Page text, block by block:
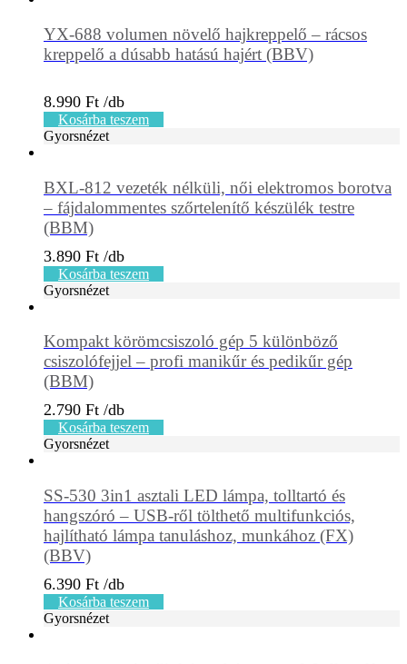
YX-688 volumen növelő hajkreppelő – rácsos
kreppelő a dúsabb hatású hajért (BBV)
8.990 Ft
Kosárba teszem
Gyorsnézet
BXL-812 vezeték nélküli, női elektromos borotva
– fájdalommentes szőrtelenítő készülék testre
(BBM)
3.890 Ft
Kosárba teszem
Gyorsnézet
Kompakt körömcsiszoló gép 5 különböző
csiszolófejjel – profi manikűr és pedikűr gép
(BBM)
2.790 Ft
Kosárba teszem
Gyorsnézet
SS-530 3in1 asztali LED lámpa, tolltartó és
hangszóró – USB-ről tölthető multifunkciós,
hajlítható lámpa tanuláshoz, munkához (FX)
(BBV)
6.390 Ft
Kosárba teszem
Gyorsnézet